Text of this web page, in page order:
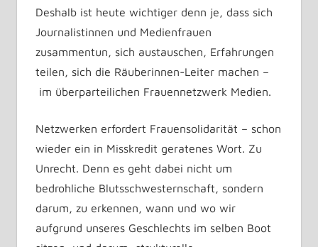
Deshalb ist heute wichtiger denn je, dass sich
Journalistinnen und Medienfrauen
zusammentun, sich austauschen, Erfahrungen
teilen, sich die Räuberinnen-Leiter machen –
im überparteilichen Frauennetzwerk Medien.
Netzwerken erfordert Frauensolidarität – schon
wieder ein in Misskredit geratenes Wort. Zu
Unrecht. Denn es geht dabei nicht um
bedrohliche Blutsschwesternschaft, sondern
darum, zu erkennen, wann und wo wir
aufgrund unseres Geschlechts im selben Boot